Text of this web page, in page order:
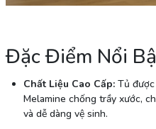
Đặc Điểm Nổi
Chất Liệu Cao Cấp:Tủ được
Melamine chống trầy xước,
và dễ dàng vệ sinh.